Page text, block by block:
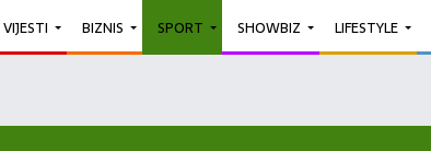
VIJESTI BIZNIS SPORT SHOWBIZ LIFESTYLE